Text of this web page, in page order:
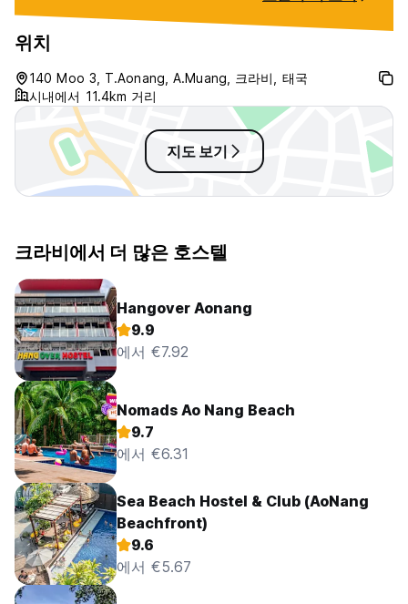
5pm, which was fine and fairly
normal for hostels in Thailand. The
bathrooms were pretty hot and a
bit smelly and the showers
could’ve been a little cleaner but
nothing too bad. I would stay
again.
위치
140 Moo 3, T.Aonang, A.Muang, 크라비, 태국
시내에서 11.4km 거리
지도 보기
크라비에서 더 많은 호스텔
Hangover Aonang
9.9
에서 €7.92
Nomads Ao Nang Beach
9.7
에서 €6.31
Sea Beach Hostel & Club (AoNang
Beachfront)
9.6
에서 €5.67